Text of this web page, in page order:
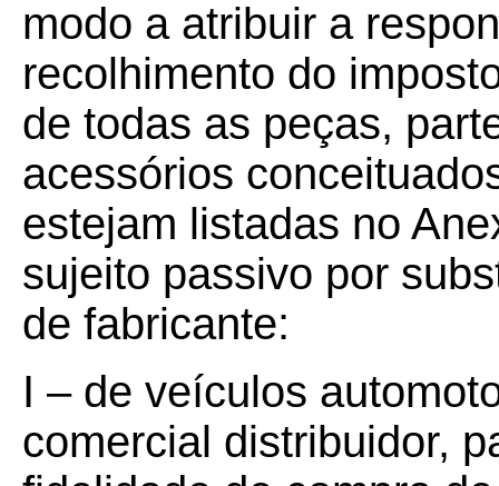
modo a atribuir a
recolhimento do
de todas as peças,
acessórios
estejam listadas no
sujeito passivo por
de fabricante:
I – de veículos
comercial distribuidor,